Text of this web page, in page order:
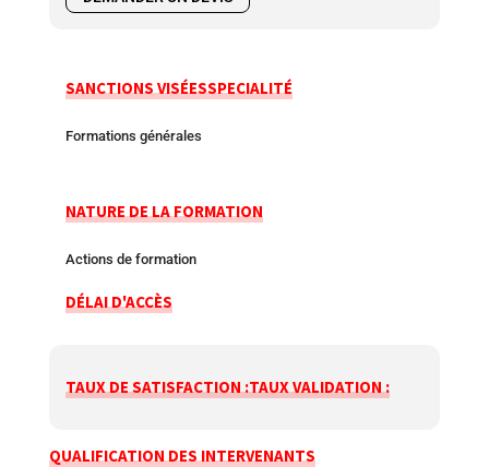
SANCTIONS VISÉESSPECIALITÉ
Formations générales
NATURE DE LA FORMATION
Actions de formation
DÉLAI D'ACCÈS
TAUX DE SATISFACTION :TAUX VALIDATION :
QUALIFICATION DES INTERVENANTS